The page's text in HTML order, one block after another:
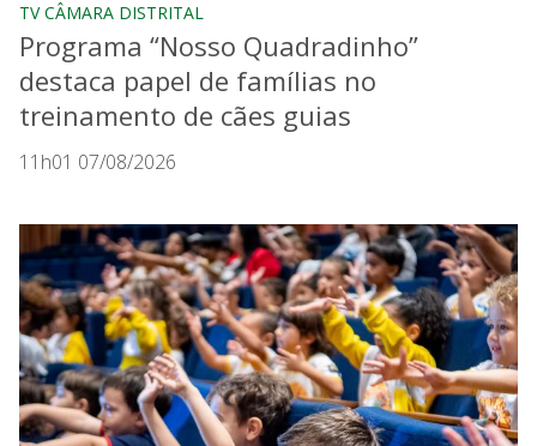
TV CÂMARA DISTRITAL
Programa “Nosso Quadradinho”
destaca papel de famílias no
treinamento de cães guias
11h01 07/08/2026